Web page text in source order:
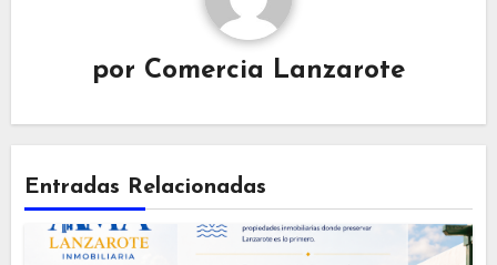
por Comercia Lanzarote
Entradas Relacionadas